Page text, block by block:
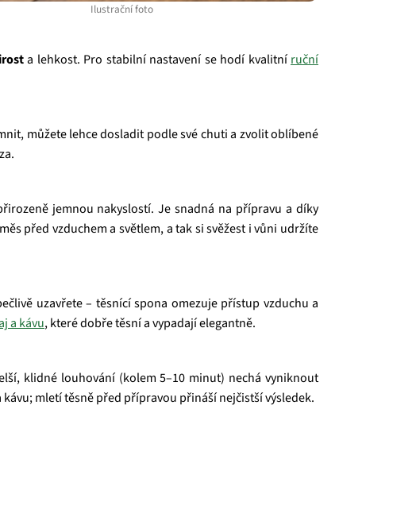
Ilustrační foto
a lehkost. Pro stabilní nastavení se hodí kvalitníruční
můžete lehce dosladit podle své chuti a zvolit oblíbené
jemnou nakyslostí. Je snadná na přípravu a díky
před vzduchem a světlem, a tak si svěžest i vůni udržíte
uzavřete – těsnící spona omezuje přístup vzduchu a
a kávu, které dobře těsní a vypadají elegantně.
klidné louhování (kolem 5–10 minut) nechá vyniknout
mletí těsně před přípravou přináší nejčistší výsledek.